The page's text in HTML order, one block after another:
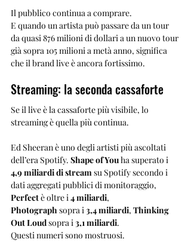
Il pubblico continua a comprare.
E quando un artista può passare da un tour
da quasi 876 milioni di dollari a un nuovo tour
già sopra 105 milioni a metà anno, significa
che il brand live è ancora fortissimo.
Streaming: la seconda cassaforte
Se il live è la cassaforte più visibile, lo
streaming è quella più continua.
Ed Sheeran è uno degli artisti più ascoltati
dell’era Spotify. Shape of You ha superato i
4,9 miliardi di stream su Spotify secondo i
dati aggregati pubblici di monitoraggio,
Perfect è oltre i 4 miliardi,
Photograph sopra i 3,4 miliardi, Thinking
Out Loud sopra i 3,1 miliardi.
Questi numeri sono mostruosi.